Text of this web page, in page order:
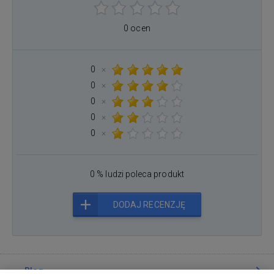
0 ocen
0
×
0
×
0
×
0
×
0
×
0 % ludzi poleca produkt
DODAJ RECENZJĘ
Blog